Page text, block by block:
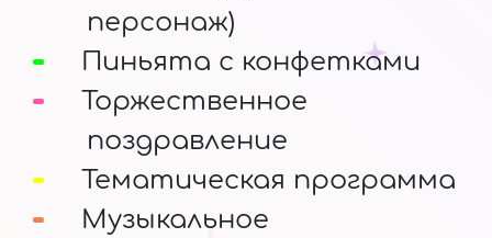
персонаж)
Пиньята с конфетками
Торжественное
поздравление
Тематическая программа
Музыкальное